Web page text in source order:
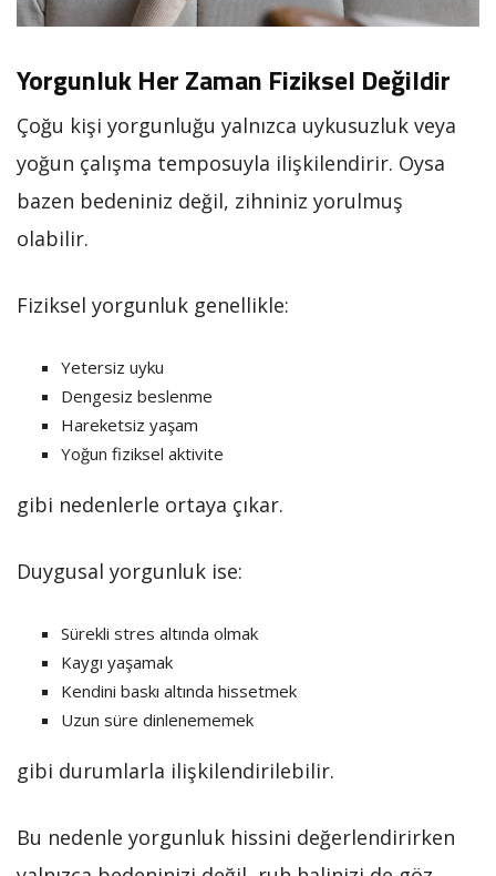
Yorgunluk Her Zaman Fiziksel Değildir
Çoğu kişi yorgunluğu yalnızca uykusuzluk veya
yoğun çalışma temposuyla ilişkilendirir. Oysa
bazen bedeniniz değil, zihniniz yorulmuş
olabilir.
Fiziksel yorgunluk genellikle:
Yetersiz uyku
Dengesiz beslenme
Hareketsiz yaşam
Yoğun fiziksel aktivite
gibi nedenlerle ortaya çıkar.
Duygusal yorgunluk ise:
Sürekli stres altında olmak
Kaygı yaşamak
Kendini baskı altında hissetmek
Uzun süre dinlenememek
gibi durumlarla ilişkilendirilebilir.
Bu nedenle yorgunluk hissini değerlendirirken